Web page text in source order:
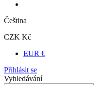
Čeština
CZK Kč
EUR €
Přihlásit se
Vyhledávání